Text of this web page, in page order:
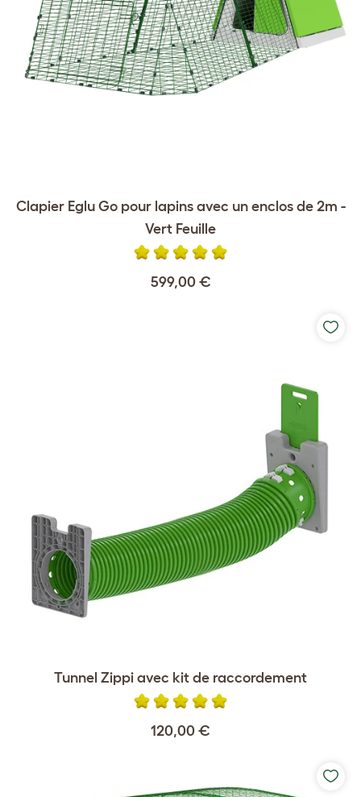
Clapier Eglu Go pour lapins avec un enclos de 2m -
Vert Feuille
599,00 €
Tunnel Zippi avec kit de raccordement
120,00 €